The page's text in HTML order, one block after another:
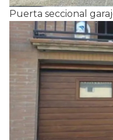
Puerta seccional